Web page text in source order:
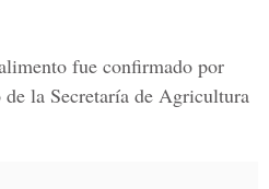
fue confirmado por
la Secretaría de Agricultura